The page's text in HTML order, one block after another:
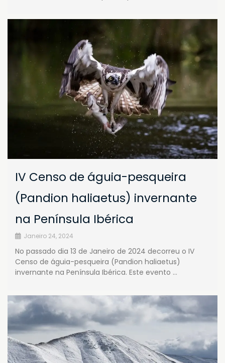
IV Censo de águia-pesqueira
(Pandion haliaetus) invernante
na Península Ibérica
Janeiro 24, 2024
No passado dia 13 de Janeiro de 2024 decorreu o IV
Censo de águia-pesqueira (Pandion haliaetus)
invernante na Península Ibérica. Este evento …